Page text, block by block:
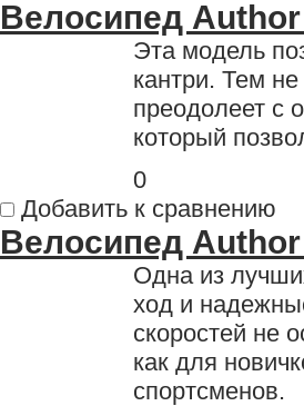
Велосипед
Эта модель
кантри. Тем
преодолеет с
который
0
Добавить к сравнению
Велосипед
Одна из
ход и
скоростей не
как для
спортсменов.